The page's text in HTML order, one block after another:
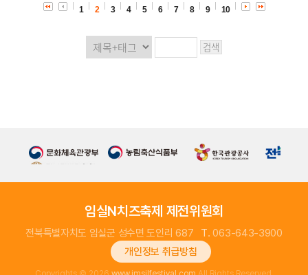
1 2 3 4 5 6 7 8 9 10
임실N치즈축제 제전위원회
전북특별자치도 임실군 성수면 도인리 687 T.063-643-3900
개인정보 취급방침